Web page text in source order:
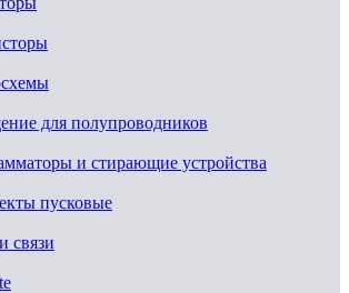
для полупроводников
и стирающие устройства
пусковые
связи